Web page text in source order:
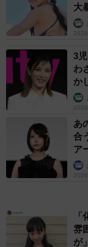
大
3
わ
か
あ
合
ア
雰
が